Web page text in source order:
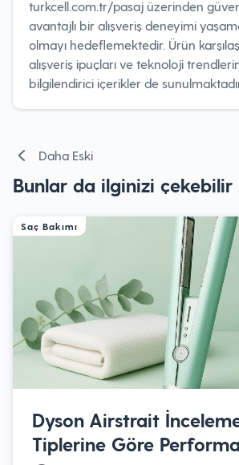
turkcell.com.tr/pasaj üzerinden
avantajlı bir alışveriş deneyimi
olmayı hedeflemektedir. Ürün
alışveriş ipuçları ve teknoloji
bilgilendirici içerikler de
Yazı
Daha Eski
Bunlar da ilginizi çekebilir
Saç Bakımı
Dyson Airstrait
Tiplerine Göre